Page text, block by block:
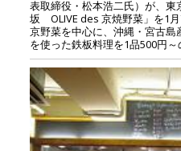
表取締役・松本浩二氏）が、
坂 OLIVE des 京焼野菜」を1月
京野菜を中心に、沖縄・宮古
を使った鉄板料理を1品500円